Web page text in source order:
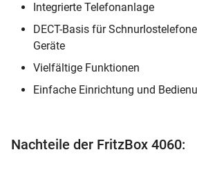
Integrierte Telefonanlage
DECT-Basis für
Geräte
Vielfältige Funktionen
Einfache Einrichtung und
Nachteile der FritzBox 4060: